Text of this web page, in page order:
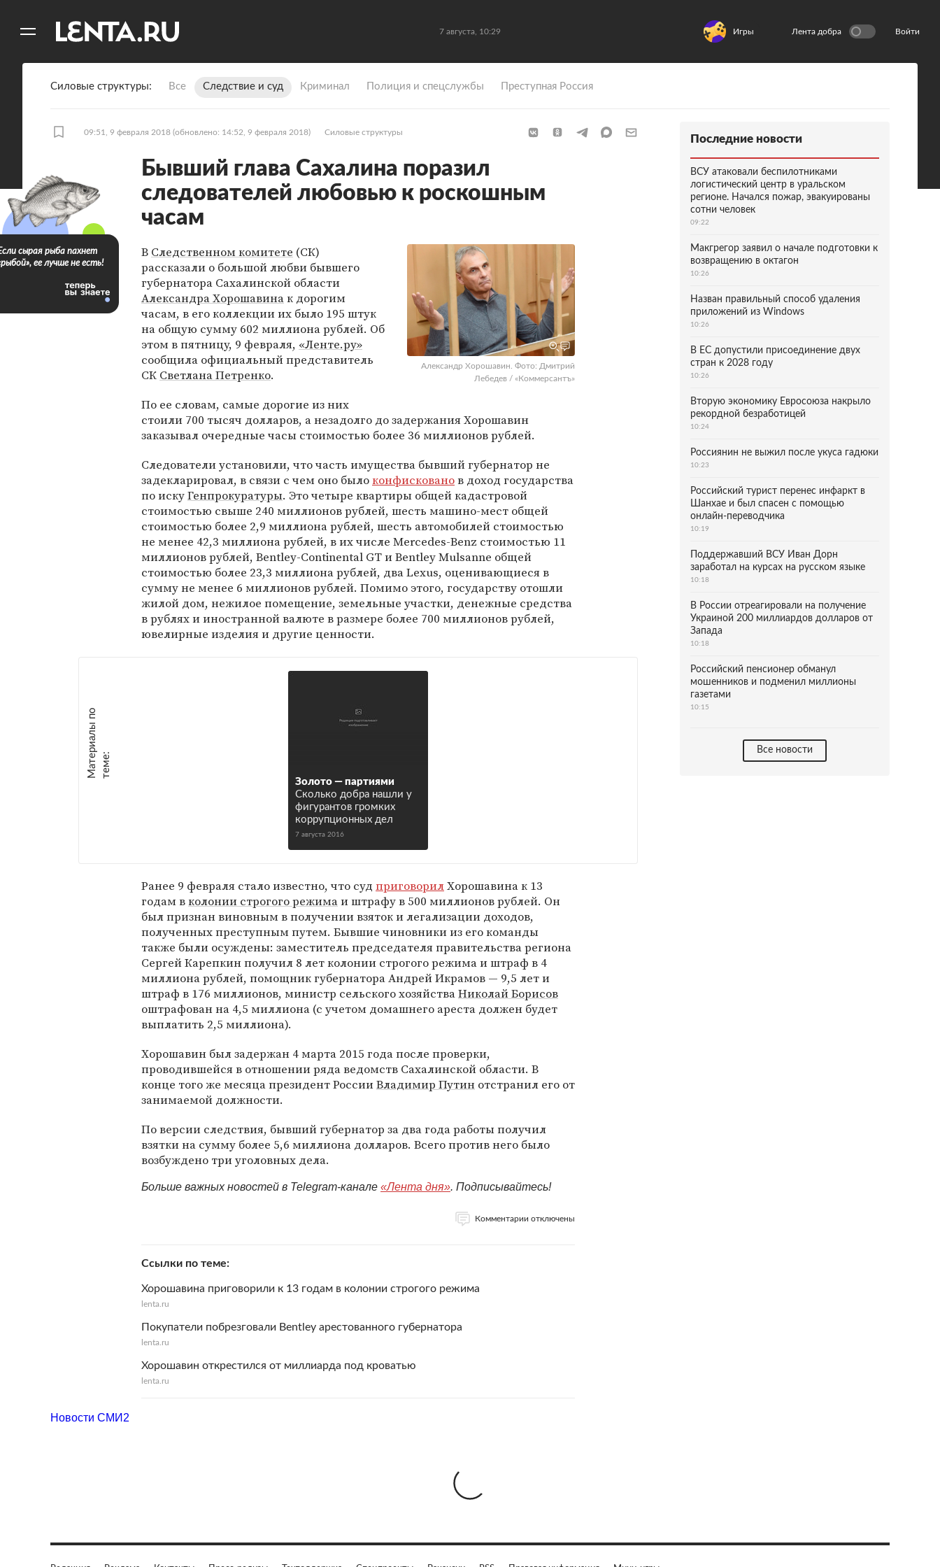
7 августа, 10:29 Игры Лента добра Войти
Силовые структуры Все Следствие и суд Криминал Полиция и спецслужбы Преступная Россия
09:51, 9 февраля 2018 (обновлено: 14:52, 9 февраля 2018) Силовые структуры
Бывший глава Сахалина поразил
следователей любовью к роскошным
часам
Александр Хорошавин. Фото: Дмитрий
Лебедев / «Коммерсантъ»
В Следственном комитете (СК)
рассказали о большой любви бывшего
губернатора Сахалинской области
Александра Хорошавинак дорогим
часам, в его коллекции их было 195 штук
на общую сумму 602 миллиона рублей. Об
этом в пятницу, 9 февраля, «Ленте.ру»
сообщила официальный представитель
СК Светлана Петренко.
По ее словам, самые дорогие из них
стоили 700 тысяч долларов, а незадолго до задержания Хорошавин
заказывал очередные часы стоимостью более 36 миллионов рублей.
Следователи установили, что часть имущества бывший губернатор не
задекларировал, в связи с чем оно былоконфискованов доход государства
по искуГенпрокуратуры. Это четыре квартиры общей кадастровой
стоимостью свыше 240 миллионов рублей, шесть машино-мест общей
стоимостью более 2,9 миллиона рублей, шесть автомобилей стоимостью
не менее 42,3 миллиона рублей, в их числе Mercedes-Benz стоимостью 11
миллионов рублей, Bentley-Continental GT и Bentley Mulsanne общей
стоимостью более 23,3 миллиона рублей, два Lexus, оценивающиеся в
сумму не менее 6 миллионов рублей. Помимо этого, государству отошли
жилой дом, нежилое помещение, земельные участки, денежные средства
в рублях и иностранной валюте в размере более 700 миллионов рублей,
ювелирные изделия и другие ценности.
М
а
т е
р
и
а
л
ы
п
о
т
е
м
е :
Золото — партиями
Сколько добра нашли у
фигурантов громких
коррупционных дел
7 августа 2016
Ранее 9 февраля стало известно, что суд приговорилХорошавина к 13
годам вколонии строгого режимаи штрафу в 500 миллионов рублей. Он
был признан виновным в получении взяток и легализации доходов,
полученных преступным путем. Бывшие чиновники из его команды
также были осуждены: заместитель председателя правительства региона
Сергей Карепкин получил 8 лет колонии строгого режима и штраф в 4
миллиона рублей, помощник губернатора Андрей Икрамов — 9,5 лет и
штраф в 176 миллионов, министр сельского хозяйстваНиколай Борисов
оштрафован на 4,5 миллиона (с учетом домашнего ареста должен будет
выплатить 2,5 миллиона).
Хорошавин был задержан 4 марта 2015 года после проверки,
проводившейся в отношении ряда ведомств Сахалинской области. В
конце того же месяца президент РоссииВладимир Путин отстранил его от
занимаемой должности.
По версии следствия, бывший губернатор за два года работы получил
взятки на сумму более 5,6 миллиона долларов. Всего против него было
возбуждено три уголовных дела.
Больше важных новостей в Telegram-канале «Лента дня». Подписывайтесь!
Комментарии отключены
Ссылки по теме
Хорошавина приговорили к 13 годам в колонии строгого режима
lenta.ru
Покупатели побрезговали Bentley арестованного губернатора
lenta.ru
Хорошавин открестился от миллиарда под кроватью
lenta.ru
сырая рыба пахнет
ее лучше не есть!
Последние новости
ВСУ атаковали беспилотниками
логистический центр в уральском
регионе. Начался пожар, эвакуированы
сотни человек
09:22
Макгрегор заявил о начале подготовки к
возвращению в октагон
10:26
Назван правильный способ удаления
приложений из Windows
10:26
В ЕС допустили присоединение двух
стран к 2028 году
10:26
Вторую экономику Евросоюза накрыло
рекордной безработицей
10:24
Россиянин не выжил после укуса гадюки
10:23
Российский турист перенес инфаркт в
Шанхае и был спасен с помощью
онлайн-переводчика
10:19
Поддержавший ВСУ Иван Дорн
заработал на курсах на русском языке
10:18
В России отреагировали на получение
Украиной 200 миллиардов долларов от
Запада
10:18
Российский пенсионер обманул
мошенников и подменил миллионы
газетами
10:15
Все новости
Новости СМИ2